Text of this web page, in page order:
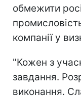
обмежити
компанії у
"Кожен з
завдання.
виконання.